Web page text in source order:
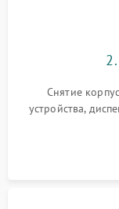
Снятие
устройства,
внутренних
Промывка